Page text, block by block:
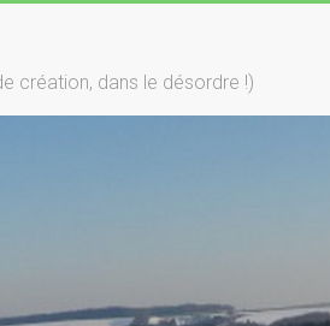
création, dans le désordre !)